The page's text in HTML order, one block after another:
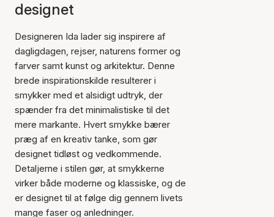
designet
Designeren Ida lader sig inspirere af
dagligdagen, rejser, naturens former og
farver samt kunst og arkitektur. Denne
brede inspirationskilde resulterer i
smykker med et alsidigt udtryk, der
spænder fra det minimalistiske til det
mere markante. Hvert smykke bærer
præg af en kreativ tanke, som gør
designet tidløst og vedkommende.
Detaljerne i stilen gør, at smykkerne
virker både moderne og klassiske, og de
er designet til at følge dig gennem livets
mange faser og anledninger.